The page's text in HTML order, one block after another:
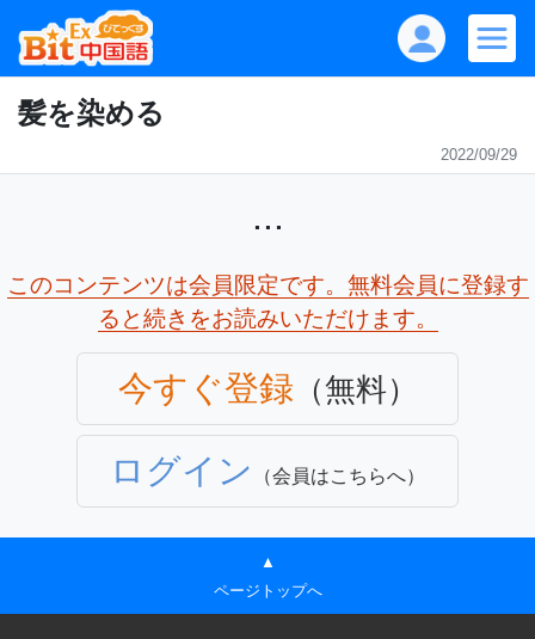
髪を染める
2022/09/29
...
このコンテンツは会員限定です。無料会員に登録す
ると続きをお読みいただけます。
今すぐ登録 （無料）
ログイン （会員はこちらへ）
▲
ページトップへ